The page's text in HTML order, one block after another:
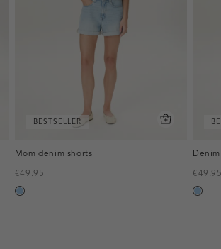
BESTSELLER
Mom denim shorts
€49.95
blauw,